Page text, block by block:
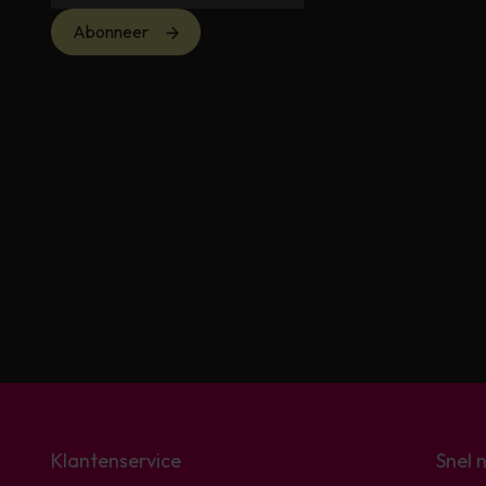
Abonneer
Klantenservice Snel